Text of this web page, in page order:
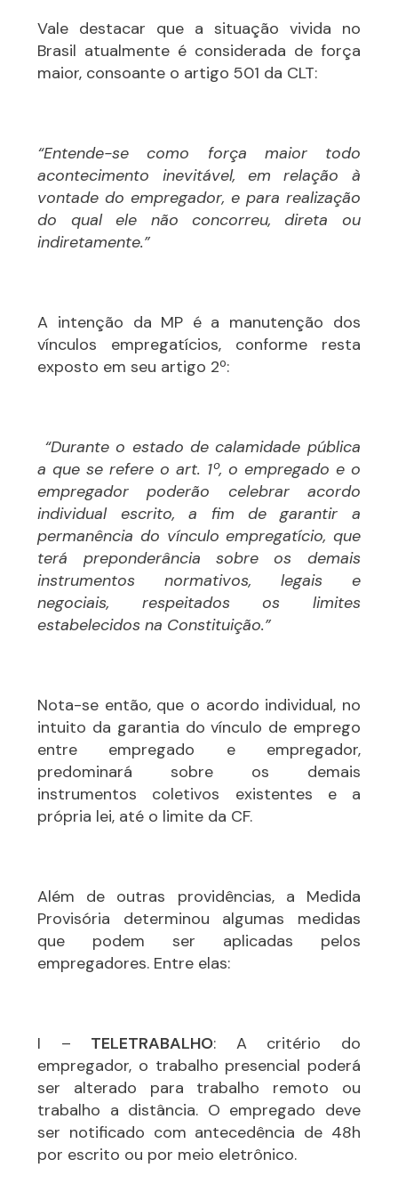
Vale destacar que a situação vivida no
Brasil atualmente é considerada de força
maior, consoante o artigo 501 da CLT:
“Entende-se como força maior todo
acontecimento inevitável, em relação à
vontade do empregador, e para realização
do qual ele não concorreu, direta ou
indiretamente.”
A intenção da MP é a manutenção dos
vínculos empregatícios, conforme resta
exposto em seu artigo 2º:
“Durante o estado de calamidade pública
a que se refere o art. 1º, o empregado e o
empregador poderão celebrar acordo
individual escrito, a fim de garantir a
permanência do vínculo empregatício, que
terá preponderância sobre os demais
instrumentos normativos, legais e
negociais, respeitados os limites
estabelecidos na Constituição.”
Nota-se então, que o acordo individual, no
intuito da garantia do vínculo de emprego
entre empregado e empregador,
predominará sobre os demais
instrumentos coletivos existentes e a
própria lei, até o limite da CF.
Além de outras providências, a Medida
Provisória determinou algumas medidas
que podem ser aplicadas pelos
empregadores. Entre elas:
I – TELETRABALHO: A critério do
empregador, o trabalho presencial poderá
ser alterado para trabalho remoto ou
trabalho a distância. O empregado deve
ser notificado com antecedência de 48h
por escrito ou por meio eletrônico.